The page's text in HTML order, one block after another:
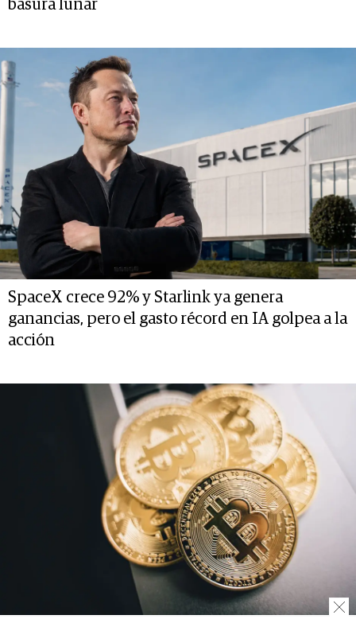
basura lunar
SpaceX crece 92% y Starlink ya genera
ganancias, pero el gasto récord en IA golpea a la
acción